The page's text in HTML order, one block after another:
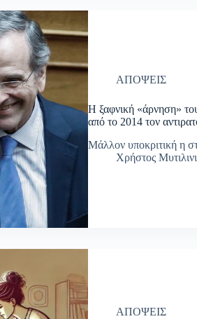
ΑΠΟΨΕΙΣ
Η ξαφνική «άρνηση»
από το 2014 τον
Μάλλον υποκριτική η
Χρήστος
ΑΠΟΨΕΙΣ